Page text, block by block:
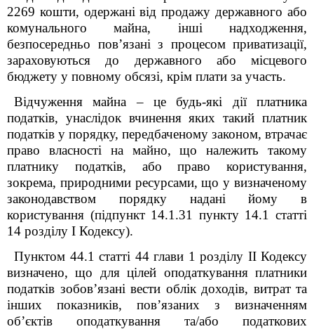
2269 кошти, одержані від продажу державного або
комунального майна, інші надходження,
безпосередньо пов’язані з процесом приватизації,
зараховуються до державного або місцевого
бюджету у повному обсязі, крім плати за участь.
Відчуження майна – це будь-які дії платника
податків, унаслідок вчинення яких такий платник
податків у порядку, передбаченому законом, втрачає
право власності на майно, що належить такому
платнику податків, або право користування,
зокрема, природними ресурсами, що у визначеному
законодавством порядку надані йому в
користування (підпункт 14.1.31 пункту 14.1 статті
14 розділу І Кодексу).
Пунктом 44.1 статті 44 глави 1 розділу ІІ Кодексу
визначено, що для цілей оподаткування платники
податків зобов’язані вести облік доходів, витрат та
інших показників, пов’язаних з визначенням
об’єктів оподаткування та/або податкових